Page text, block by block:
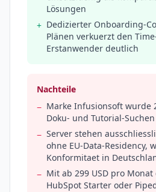
Lösungen
+ Dedizierter Onboarding-
Plänen verkuerzt den
Erstanwender deutlich
Nachteile
− Marke Infusionsoft wurde
Doku- und Tutorial-
− Server stehen
ohne EU-Data-Residency,
Konformitaet in
− Mit ab 299 USD pro
HubSpot Starter oder